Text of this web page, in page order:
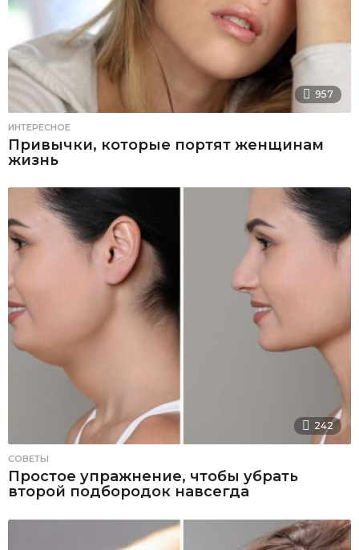
957
ИНТЕРЕСНОЕ
Привычки, которые портят женщинам
жизнь
242
СОВЕТЫ
Простое упражнение, чтобы убрать
второй подбородок навсегда